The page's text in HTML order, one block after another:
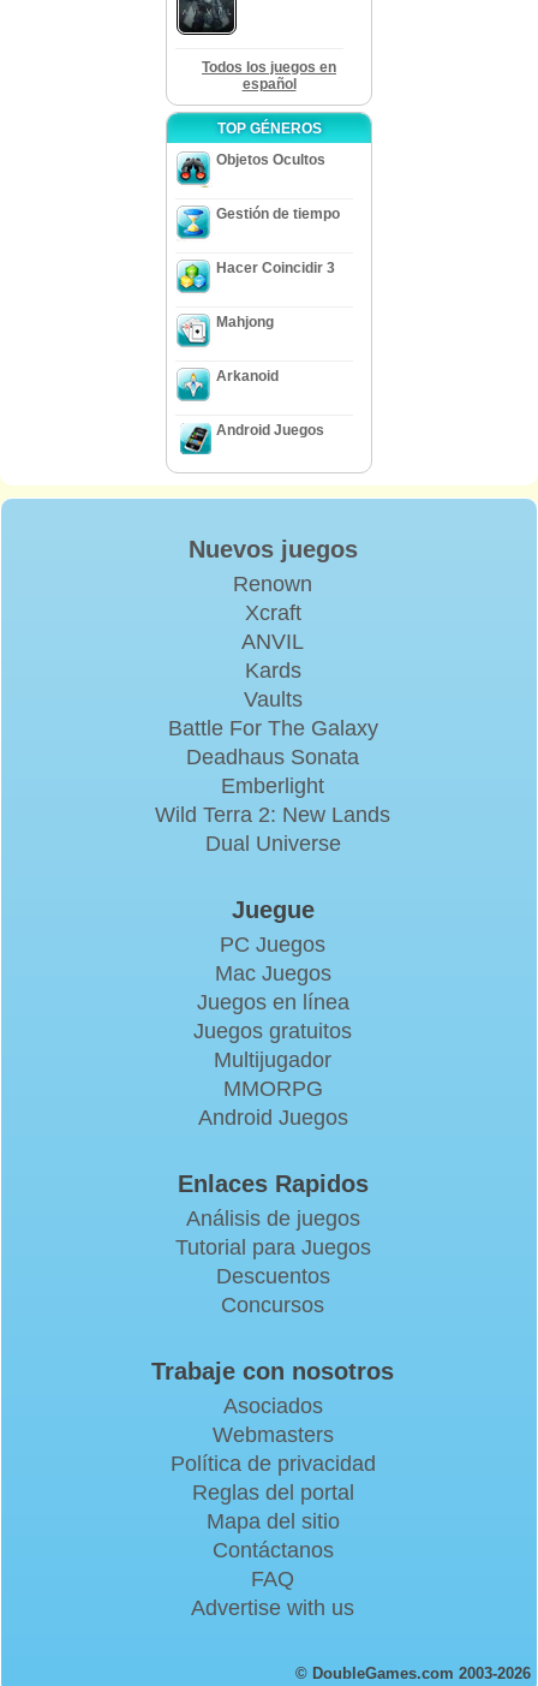
Todos los juegos en
español
TOP GÉNEROS
Objetos Ocultos
Gestión de tiempo
Hacer Coincidir 3
Mahjong
Arkanoid
Android Juegos
Nuevos juegos
Renown
Xcraft
ANVIL
Kards
Vaults
Battle For The Galaxy
Deadhaus Sonata
Emberlight
Wild Terra 2: New Lands
Dual Universe
Juegue
PC Juegos
Mac Juegos
Juegos en línea
Juegos gratuitos
Multijugador
MMORPG
Android Juegos
Enlaces Rapidos
Análisis de juegos
Tutorial para Juegos
Descuentos
Concursos
Trabaje con nosotros
Asociados
Webmasters
Política de privacidad
Reglas del portal
Mapa del sitio
Contáctanos
FAQ
Advertise with us
© DoubleGames.com 2003-2026